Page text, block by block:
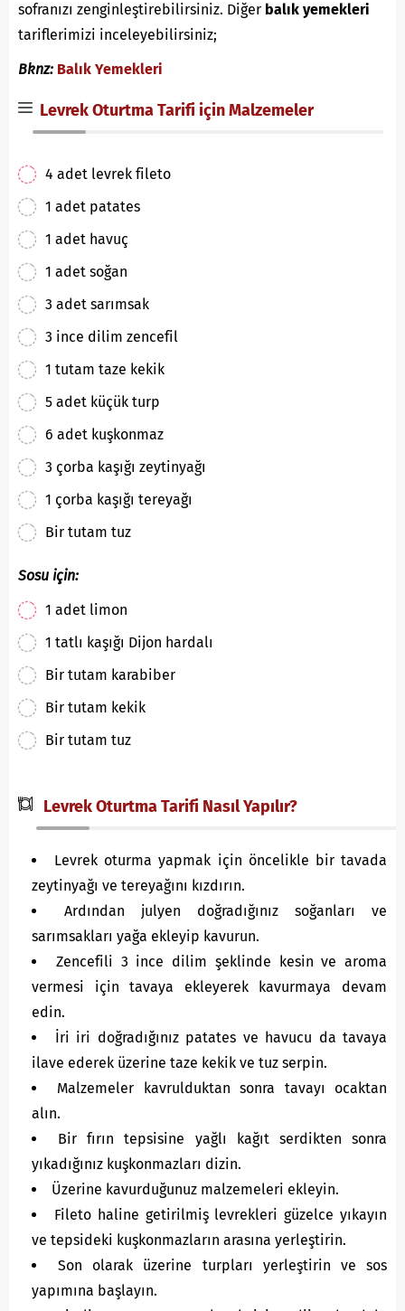
sofranızı zenginleştirebilirsiniz. Diğer balık yemekleri
tariflerimizi inceleyebilirsiniz;
Bknz: Balık Yemekleri
Levrek Oturtma Tarifi için Malzemeler
4 adet levrek fileto
1 adet patates
1 adet havuç
1 adet soğan
3 adet sarımsak
3 ince dilim zencefil
1 tutam taze kekik
5 adet küçük turp
6 adet kuşkonmaz
3 çorba kaşığı zeytinyağı
1 çorba kaşığı tereyağı
Bir tutam tuz
Sosu için:
1 adet limon
1 tatlı kaşığı Dijon hardalı
Bir tutam karabiber
Bir tutam kekik
Bir tutam tuz
Levrek Oturtma Tarifi Nasıl Yapılır?
Levrek oturma yapmak için öncelikle bir tavada
zeytinyağı ve tereyağını kızdırın.
Ardından julyen doğradığınız soğanları ve
sarımsakları yağa ekleyip kavurun.
Zencefili 3 ince dilim şeklinde kesin ve aroma
vermesi için tavaya ekleyerek kavurmaya devam
edin.
İri iri doğradığınız patates ve havucu da tavaya
ilave ederek üzerine taze kekik ve tuz serpin.
Malzemeler kavrulduktan sonra tavayı ocaktan
alın.
Bir fırın tepsisine yağlı kağıt serdikten sonra
yıkadığınız kuşkonmazları dizin.
Üzerine kavurduğunuz malzemeleri ekleyin.
Fileto haline getirilmiş levrekleri güzelce yıkayın
ve tepsideki kuşkonmazların arasına yerleştirin.
Son olarak üzerine turpları yerleştirin ve sos
yapımına başlayın.